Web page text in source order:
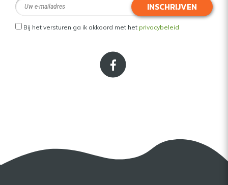
INSCHRIJVEN
Bij het versturen ga ik akkoord met het privacybeleid